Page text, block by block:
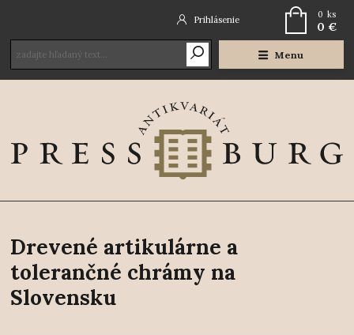
Menu
Prihlásenie 0 ks
0 €
Drevené artikulárne a
tolerančné chrámy na
Slovensku